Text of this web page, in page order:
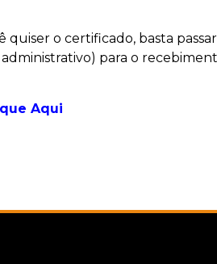
quiser o certificado, basta
para o
Aqui